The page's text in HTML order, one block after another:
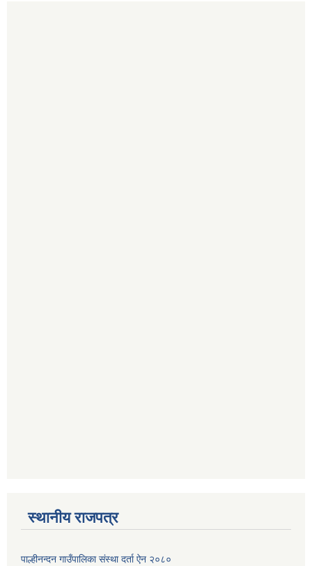
स्थानीय राजपत्र
पाल्हीनन्दन गाउँपालिका संस्था दर्ता ऐन २०८०